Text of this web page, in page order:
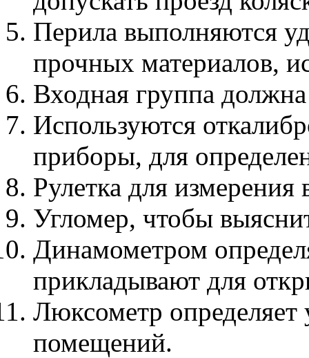
Перила выполняются
прочных материалов,
Входная группа
Используются
приборы, для
Рулетка для измерения
Угломер, чтобы
Динамометром
прикладывают для
Люксометр определяет
помещений.